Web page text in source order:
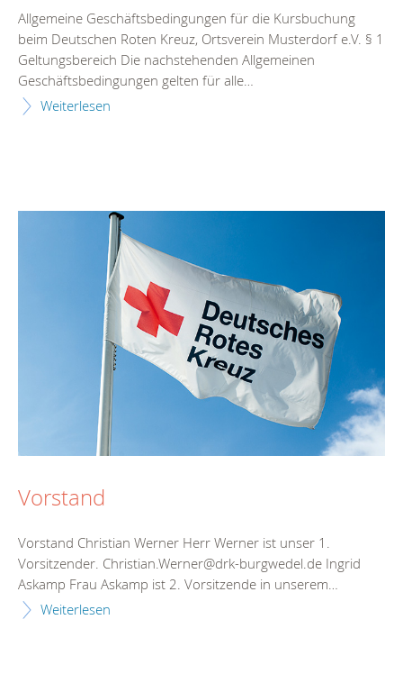
Allgemeine Geschäftsbedingungen für die Kursbuchung
beim Deutschen Roten Kreuz, Ortsverein Musterdorf e.V. § 1
Geltungsbereich Die nachstehenden Allgemeinen
Geschäftsbedingungen gelten für alle…
Weiterlesen
Vorstand
Vorstand Christian Werner Herr Werner ist unser 1.
Vorsitzender. Christian.Werner@drk-burgwedel.de Ingrid
Askamp Frau Askamp ist 2. Vorsitzende in unserem…
Weiterlesen